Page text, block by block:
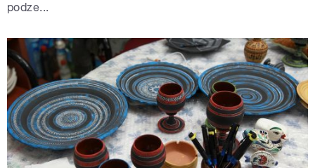
podze...